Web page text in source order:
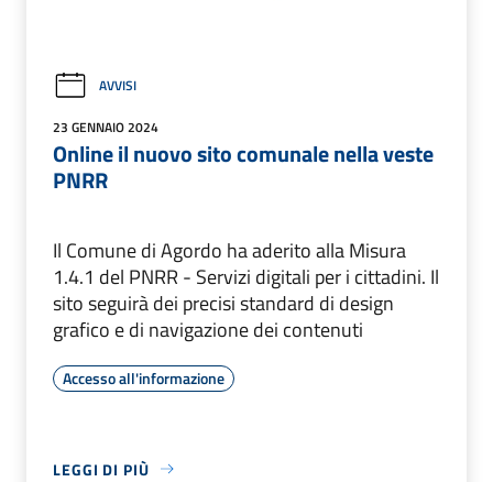
AVVISI
23 GENNAIO 2024
Online il nuovo sito comunale nella veste
PNRR
Il Comune di Agordo ha aderito alla Misura
1.4.1 del PNRR - Servizi digitali per i cittadini. Il
sito seguirà dei precisi standard di design
grafico e di navigazione dei contenuti
Accesso all'informazione
LEGGI DI PIÙ